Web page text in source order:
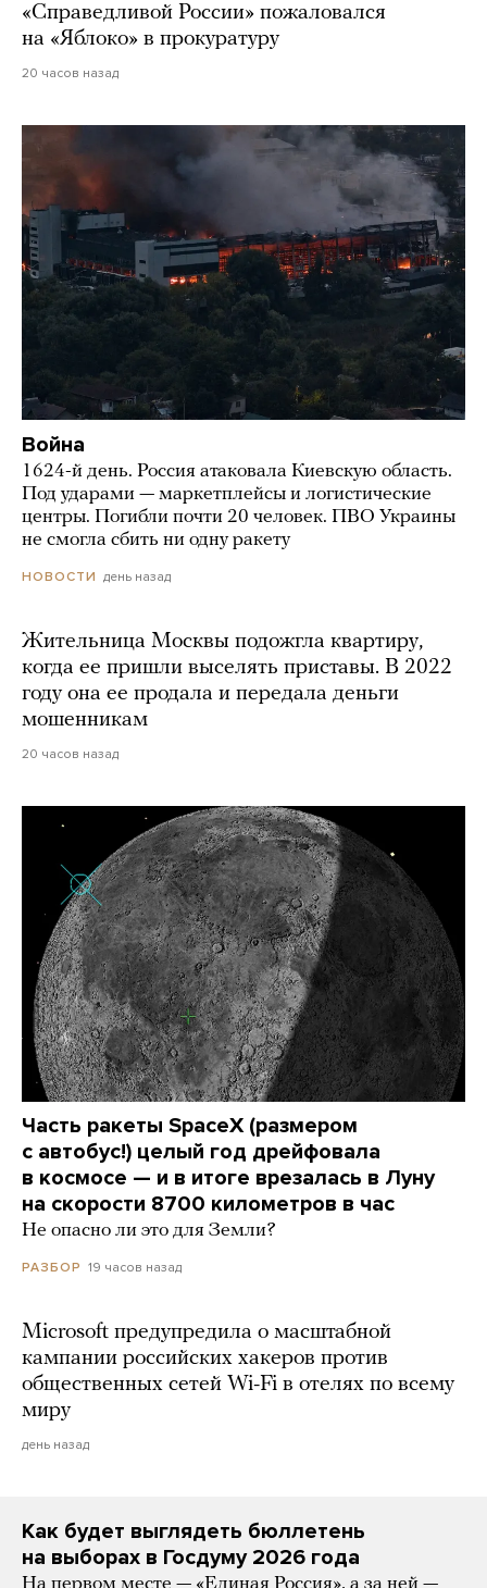
«Справедливой России» пожаловался
на «Яблоко» в прокуратуру
20 часов назад
Война
1624-й день. Россия атаковала Киевскую область.
Под ударами — маркетплейсы и логистические
центры. Погибли почти 20 человек. ПВО Украины
не смогла сбить ни одну ракету
НОВОСТИ день назад
Жительница Москвы подожгла квартиру,
когда ее пришли выселять приставы. В 2022
году она ее продала и передала деньги
мошенникам
20 часов назад
Часть ракеты SpaceX (размером
с автобус!) целый год дрейфовала
в космосе — и в итоге врезалась в Луну
на скорости 8700 километров в час
Не опасно ли это для Земли?
РАЗБОР 19 часов назад
Microsoft предупредила о масштабной
кампании российских хакеров против
общественных сетей Wi-Fi в отелях по всему
миру
день назад
Как будет выглядеть бюллетень
на выборах в Госдуму 2026 года